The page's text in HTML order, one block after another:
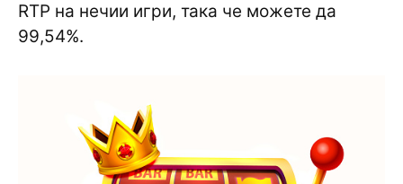
RTP на нечии игри, така че можете да
99,54%.